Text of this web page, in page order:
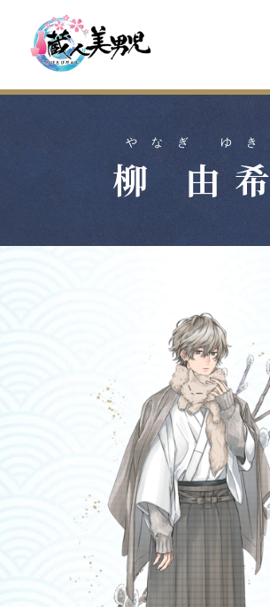
やなぎ ゆき
柳 由希